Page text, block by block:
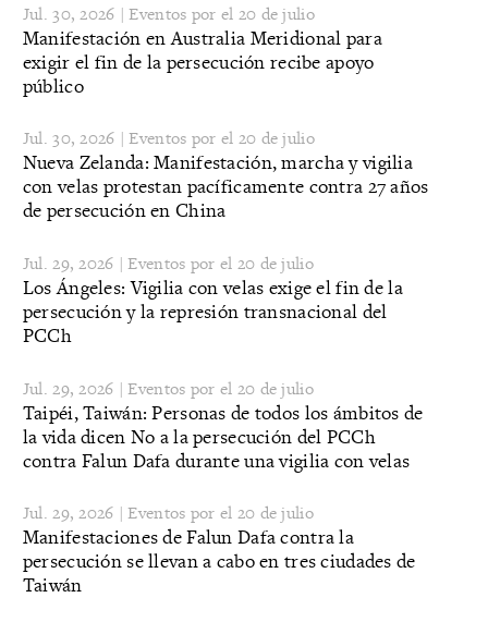
Jul. 30, 2026 | Eventos por el 20 de julio
Manifestación en Australia Meridional para
exigir el fin de la persecución recibe apoyo
público
Jul. 30, 2026 | Eventos por el 20 de julio
Nueva Zelanda: Manifestación, marcha y vigilia
con velas protestan pacíficamente contra 27 años
de persecución en China
Jul. 29, 2026 | Eventos por el 20 de julio
Los Ángeles: Vigilia con velas exige el fin de la
persecución y la represión transnacional del
PCCh
Jul. 29, 2026 | Eventos por el 20 de julio
Taipéi, Taiwán: Personas de todos los ámbitos de
la vida dicen No a la persecución del PCCh
contra Falun Dafa durante una vigilia con velas
Jul. 29, 2026 | Eventos por el 20 de julio
Manifestaciones de Falun Dafa contra la
persecución se llevan a cabo en tres ciudades de
Taiwán